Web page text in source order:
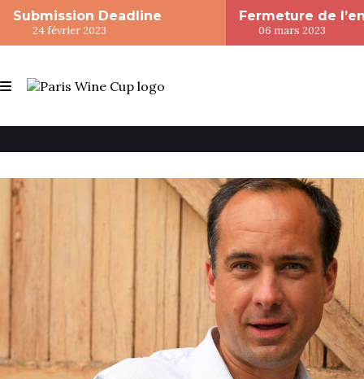
Submission Deadline
24 février 2023
Fermeture de
06 mars 2023